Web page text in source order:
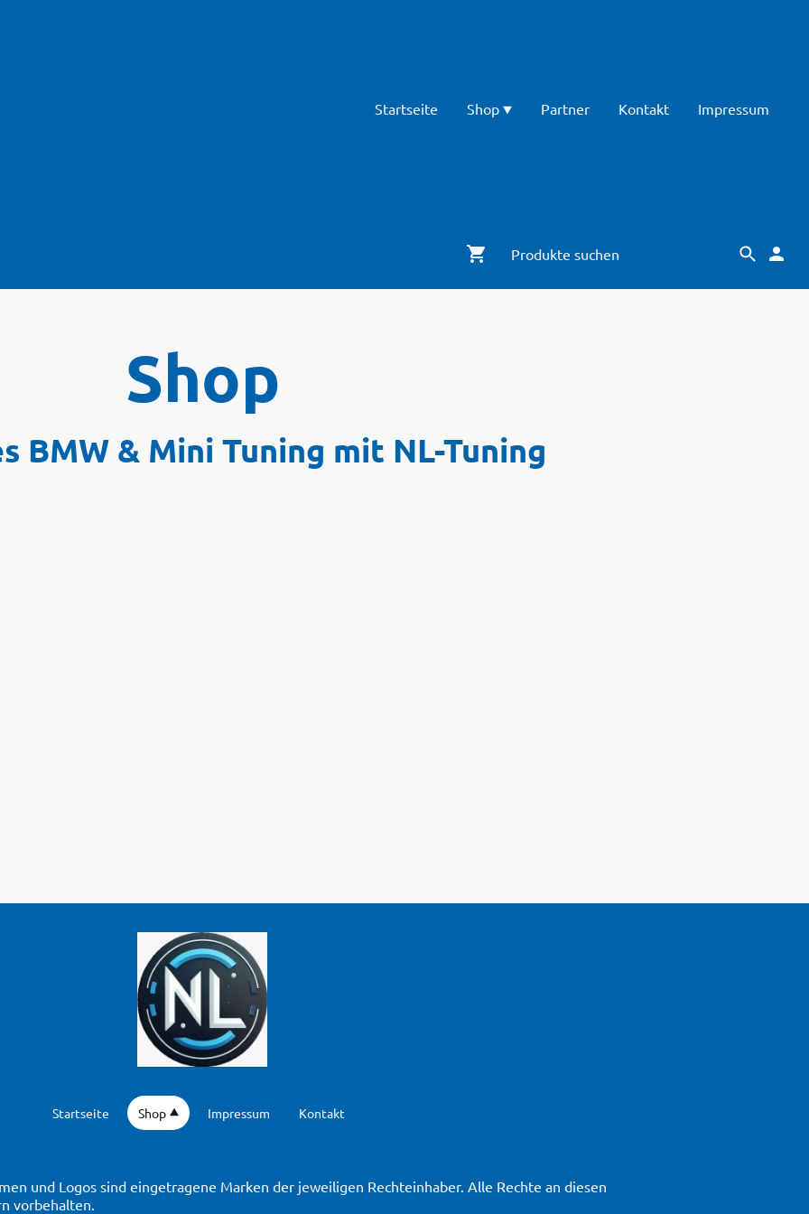
Startseite Shop Partner Kontakt Impressum
Shop
BMW & Mini Tuning mit NL-Tuning
Startseite Shop Impressum Kontakt
und Logos sind eingetragene Marken der jeweiligen Rechteinhaber. Alle Rechte an diesen
vorbehalten.